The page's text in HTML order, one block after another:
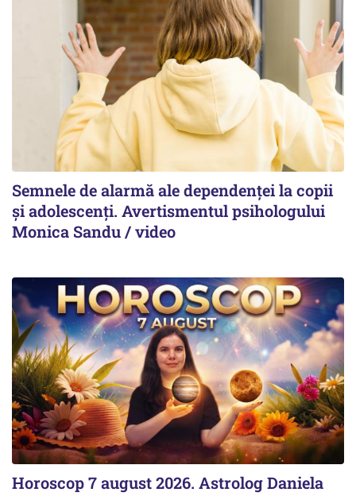
Semnele de alarmă ale dependenței la copii
și adolescenți. Avertismentul psihologului
Monica Sandu / video
Horoscop 7 august 2026. Astrolog Daniela